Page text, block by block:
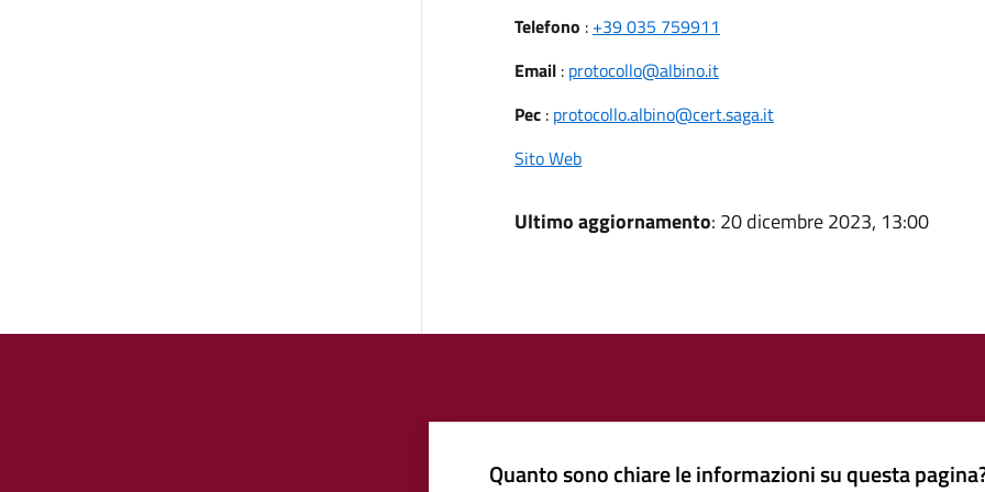
Telefono : +39 035 759911
Email: protocollo@albino.it
Pec: protocollo.albino@cert.saga.it
Sito Web
Ultimo aggiornamento: 20 dicembre 2023, 13:00
Quanto sono chiare le informazioni su questa